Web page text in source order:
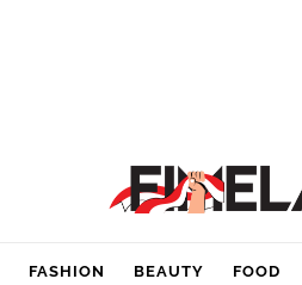
FASHION BEAUTY FOOD